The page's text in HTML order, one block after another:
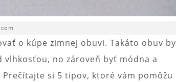
o kúpe zimnej obuvi. Takáto obuv by
no zároveň byť módna a
si 5 tipov, ktoré vám pomôžu